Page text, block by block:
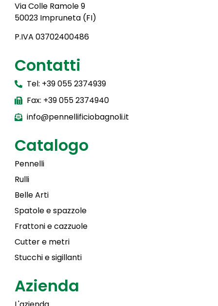
Via Colle Ramole 9
50023 Impruneta (FI)
P.IVA 03702400486
Contatti
Tel: +39 055 2374939
Fax: +39 055 2374940
info@pennellificiobagnoli.it
Catalogo
Pennelli
Rulli
Belle Arti
Spatole e spazzole
Frattoni e cazzuole
Cutter e metri
Stucchi e sigillanti
Azienda